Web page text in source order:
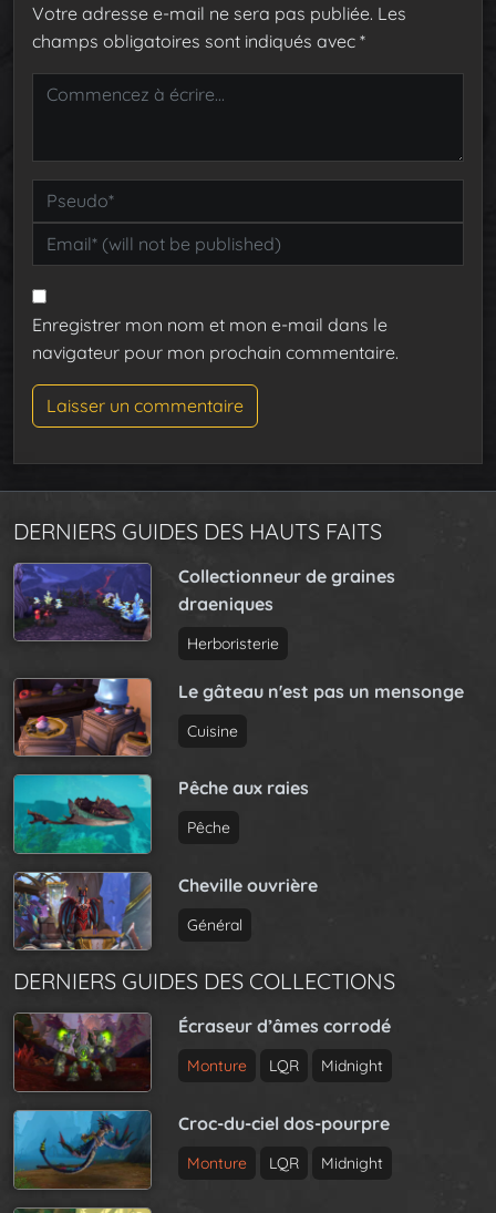
Votre adresse e-mail ne sera pas publiée. Les
champs obligatoires sont indiqués avec *
Enregistrer mon nom et mon e-mail dans le
navigateur pour mon prochain commentaire.
DERNIERS GUIDES DES HAUTS FAITS
Collectionneur de graines
draeniques
Herboristerie
Le gâteau n'est pas un mensonge
Cuisine
Pêche aux raies
Pêche
Cheville ouvrière
Général
DERNIERS GUIDES DES COLLECTIONS
Écraseur d’âmes corrodé
Monture LQR Midnight
Croc-du-ciel dos-pourpre
Monture LQR Midnight